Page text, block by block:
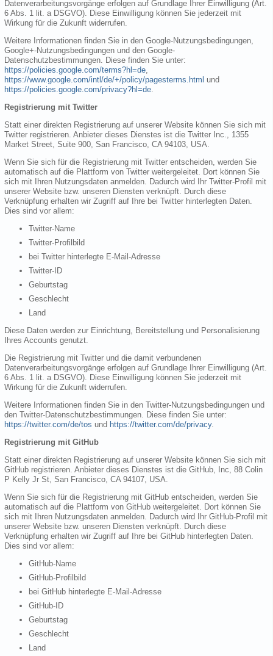
Datenverarbeitungsvorgänge erfolgen auf Grundlage Ihrer Einwilligung (Art.
6 Abs. 1 lit. a DSGVO). Diese Einwilligung können Sie jederzeit mit
Wirkung für die Zukunft widerrufen.
Weitere Informationen finden Sie in den Google-Nutzungsbedingungen,
Google+-Nutzungsbedingungen und den Google-
Datenschutzbestimmungen. Diese finden Sie unter:
https://policies.google.com/terms?hl=de,
https://www.google.com/intl/de/+/policy/pagesterms.html und
https://policies.google.com/privacy?hl=de.
Registrierung mit Twitter
Statt einer direkten Registrierung auf unserer Website können Sie sich mit
Twitter registrieren. Anbieter dieses Dienstes ist die Twitter Inc., 1355
Market Street, Suite 900, San Francisco, CA 94103, USA.
Wenn Sie sich für die Registrierung mit Twitter entscheiden, werden Sie
automatisch auf die Plattform von Twitter weitergeleitet. Dort können Sie
sich mit Ihren Nutzungsdaten anmelden. Dadurch wird Ihr Twitter-Profil mit
unserer Website bzw. unseren Diensten verknüpft. Durch diese
Verknüpfung erhalten wir Zugriff auf Ihre bei Twitter hinterlegten Daten.
Dies sind vor allem:
Twitter-Name
Twitter-Profilbild
bei Twitter hinterlegte E-Mail-Adresse
Twitter-ID
Geburtstag
Geschlecht
Land
Diese Daten werden zur Einrichtung, Bereitstellung und Personalisierung
Ihres Accounts genutzt.
Die Registrierung mit Twitter und die damit verbundenen
Datenverarbeitungsvorgänge erfolgen auf Grundlage Ihrer Einwilligung (Art.
6 Abs. 1 lit. a DSGVO). Diese Einwilligung können Sie jederzeit mit
Wirkung für die Zukunft widerrufen.
Weitere Informationen finden Sie in den Twitter-Nutzungsbedingungen und
den Twitter-Datenschutzbestimmungen. Diese finden Sie unter:
https://twitter.com/de/tos und https://twitter.com/de/privacy.
Registrierung mit GitHub
Statt einer direkten Registrierung auf unserer Website können Sie sich mit
GitHub registrieren. Anbieter dieses Dienstes ist die GitHub, Inc, 88 Colin
P Kelly Jr St, San Francisco, CA 94107, USA.
Wenn Sie sich für die Registrierung mit GitHub entscheiden, werden Sie
automatisch auf die Plattform von GitHub weitergeleitet. Dort können Sie
sich mit Ihren Nutzungsdaten anmelden. Dadurch wird Ihr GitHub-Profil mit
unserer Website bzw. unseren Diensten verknüpft. Durch diese
Verknüpfung erhalten wir Zugriff auf Ihre bei GitHub hinterlegten Daten.
Dies sind vor allem:
GitHub-Name
GitHub-Profilbild
bei GitHub hinterlegte E-Mail-Adresse
GitHub-ID
Geburtstag
Geschlecht
Land